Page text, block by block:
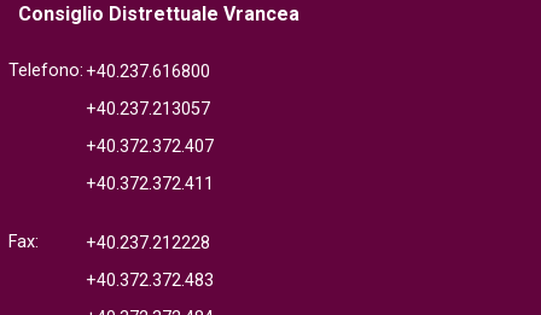
Consiglio Distrettuale Vrancea
Telefono: +40.237.616800
+40.237.213057
+40.372.372.407
+40.372.372.411
Fax:
+40.237.212228
+40.372.372.483